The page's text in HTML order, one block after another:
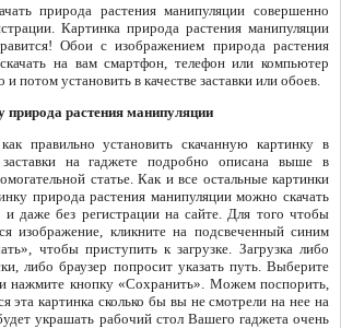
природа растения манипуляции совершенно
Картинка природа растения манипуляции
Обои с изображением природа растения
на вам смартфон, телефон или компьютер
потом установить в качестве заставки или обоев.
природа растения манипуляции
правильно установить скачанную картинку в
на гаджете подробно описана выше в
статье. Как и все остальные картинки
природа растения манипуляции можно скачать
и даже без регистрации на сайте. Для того чтобы
изображение, кликните на подсвеченный синим
чтобы приступить к загрузке. Загрузка либо
либо браузер попросит указать путь. Выберите
нажмите кнопку «Сохранить». Можем поспорить,
эта картинка сколько бы вы не смотрели на нее на
украшать рабочий стол Вашего гаджета очень